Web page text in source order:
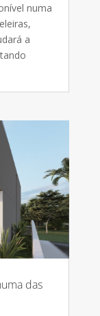
numa
a
das